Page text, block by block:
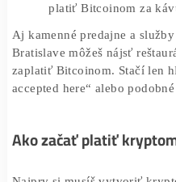
Martinus.sk:
Footshop.sk:
umožní platiť
Exisport.sk:
platiť Bitcoinom za
Aj kamenné predajne a